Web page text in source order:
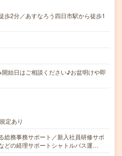
歩2分／あすなろう四日市駅から徒歩1
始日はご相談ください♪お盆明けや即
定あり
総務事務サポート／新入社員研修サポ
どの経理サポートシャトルバス運…